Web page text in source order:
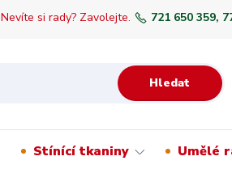
Hledat
Nevíte si rady? Zavolejte. 721 650 359,
Stínící tkaniny Umělé